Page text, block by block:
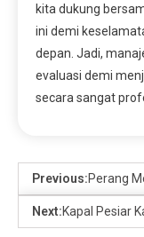
kita dukung
ini demi
depan. Jadi,
evaluasi demi
secara sangat
Previous:Perang
Next:Kapal Pesiar